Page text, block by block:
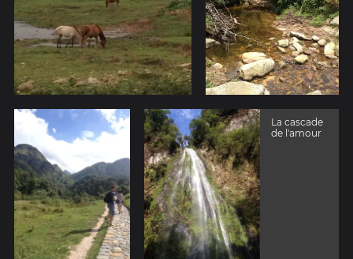
La cascade
de l'amour